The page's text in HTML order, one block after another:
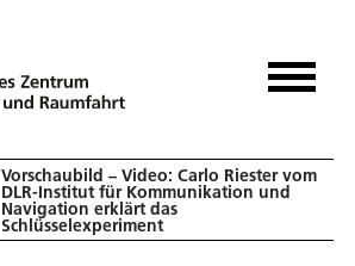
Vorschaubild – Video: Carlo Riester vom
DLR-Institut für Kommunikation und
Navigation erklärt das
Schlüsselexperiment